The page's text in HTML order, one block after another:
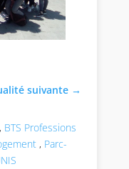
suivante→
BTS Professions
, Parc-